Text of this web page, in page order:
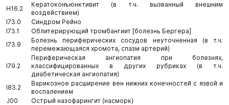
H16.2
Кератоконъюнктивит (в т.ч. вызванный внешним
воздействием)
I73.0
Синдром Рейно
I73.1
Облитерирующий тромбангиит [болезнь Бергера]
I73.9
Болезнь периферических сосудов неуточненная (в т.ч.
перемежающаяся хромота, спазм артерий)
I79.2
Периферическая ангиопатия при болезнях,
классифицированных в других рубриках (в т.ч.
диабетическая ангиопатия)
I83.2
Варикозное расширение вен нижних конечностей с язвой и
воспалением
J00
Острый назофарингит (насморк)